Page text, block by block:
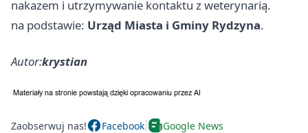
nakazem i utrzymywanie kontaktu z weterynarią.
na podstawie: Urząd Miasta i Gminy Rydzyna.
Autor:krystian
Zaobserwuj nas! Facebook Google News